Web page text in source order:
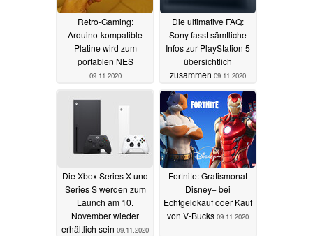
Retro-Gaming:
Arduino-kompatible
Platine wird zum
portablen NES
09.11.2020
Die ultimative FAQ:
Sony fasst sämtliche
Infos zur PlayStation 5
übersichtlich
zusammen 09.11.2020
Die Xbox Series X und
Series S werden zum
Launch am 10.
November wieder
erhältlich sein 09.11.2020
Fortnite: Gratismonat
Disney+ bei
Echtgeldkauf oder Kauf
von V-Bucks 09.11.2020